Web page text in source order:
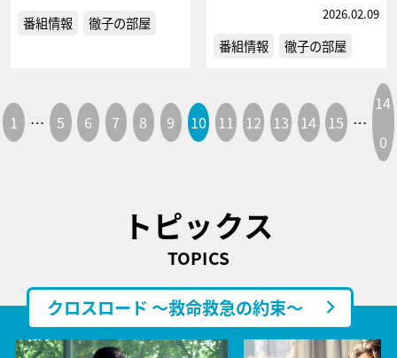
番組情報 徹子の部屋
2026.02.09
番組情報 徹子の部屋
1 … 5 6 7 8 9 10 11 12 13 14 15 …
14
0
トピックス
TOPICS
クロスロード ～救命救急の約束～